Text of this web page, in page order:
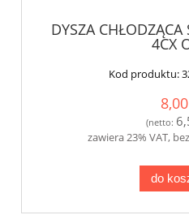
DYSZA
4CX
Kod produktu:
(netto:
zawiera 23% VAT,
do